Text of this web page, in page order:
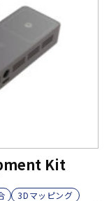
Kit
3Dマッピング